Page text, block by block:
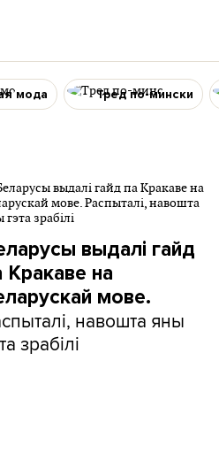
мода Тред по-мински
выдалі гайд
Кракаве на
мове.
навошта яны
зрабілі